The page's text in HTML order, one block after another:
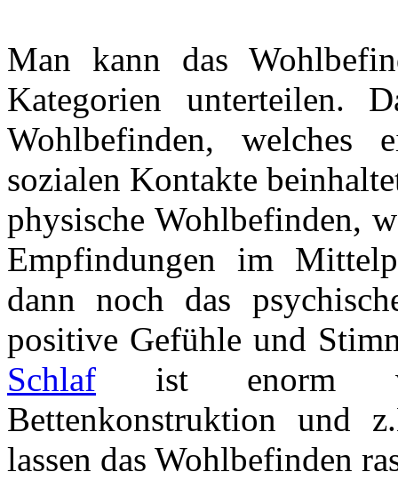
Man kann das
Kategorien unterteilen.
Wohlbefinden, welches
sozialen Kontakte
physische Wohlbefinden,
Empfindungen im
dann noch das
positive Gefühle und
Schlaf ist enorm
Bettenkonstruktion und
lassen das Wohlbefinden